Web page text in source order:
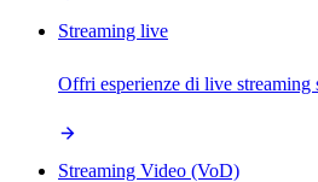
Streaming live
Offri esperienze di live streaming
Streaming Video (VoD)